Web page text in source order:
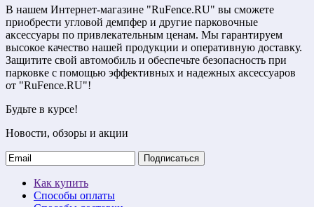
В нашем Интернет-магазине "RuFence.RU" вы сможете
приобрести угловой демпфер и другие парковочные
аксессуары по привлекательным ценам. Мы гарантируем
высокое качество нашей продукции и оперативную доставку.
Защитите свой автомобиль и обеспечьте безопасность при
парковке с помощью эффективных и надежных аксессуаров
от "RuFence.RU"!
Будьте в курсе!
Новости, обзоры и акции
Подписаться
Как купить
Способы оплаты